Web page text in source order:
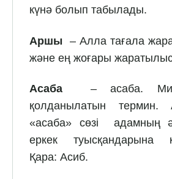
күнә болып табылады.
Аршы – Алла тағала
және ең жоғары
Асаба – асаба.
қолданылатын термин.
«асаба» сөзі адамның
еркек туысқандарына
Қара: Асиб.